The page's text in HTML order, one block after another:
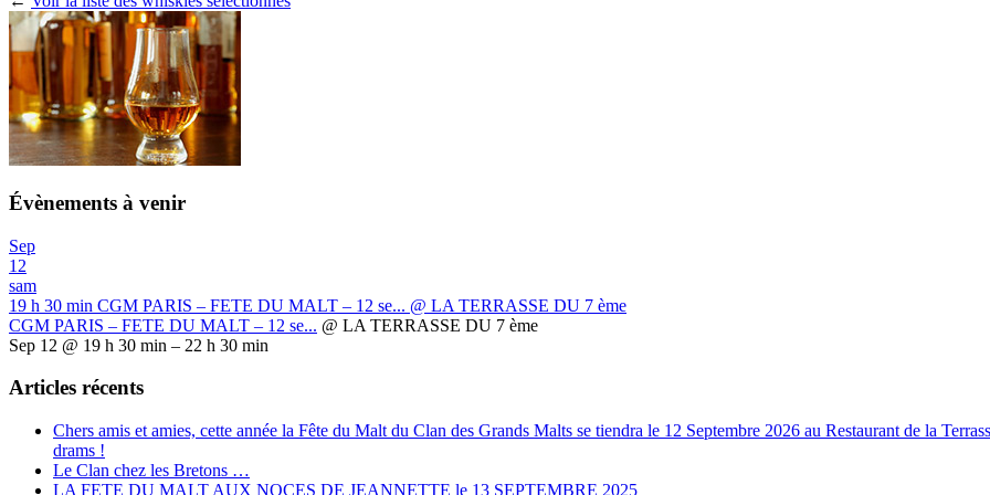
Évènements à venir
Sep
12
sam
19 h 30 min CGM PARIS – FETE DU MALT – 12 se... @ LA TERRASSE DU 7 ème
CGM PARIS – FETE DU MALT – 12 se... @ LA TERRASSE DU 7 ème
Sep 12 @ 19 h 30 min – 22 h 30 min
Articles récents
Chers amis et amies, cette année la Fête du Malt du Clan des Grands Malts se tiendra le 12 Septembre 2026 au Restaurant de la
drams !
Le Clan chez les Bretons …
LA FETE DU MALT AUX NOCES DE JEANNETTE le 13 SEPTEMBRE 2025